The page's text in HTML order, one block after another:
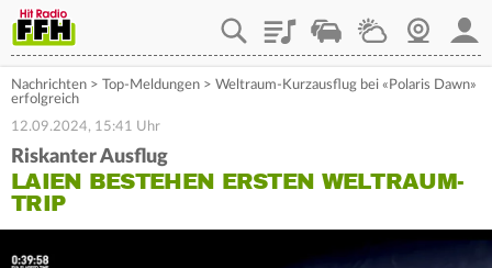
PlaylistStaupilotWetterWebcam
Nachrichten > Top-Meldungen > Weltraum-Kurzausflug bei «Polaris Dawn»
erfolgreich
12.09.2024, 15:41 Uhr
Riskanter Ausflug
LAIEN BESTEHEN ERSTEN WELTRAUM-
TRIP